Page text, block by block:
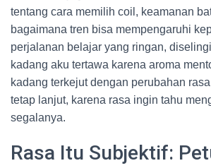
tentang cara memilih coil, keamanan
bagaimana tren bisa mempengaruhi
perjalanan belajar yang ringan,
kadang aku tertawa karena aroma
kadang terkejut dengan perubahan
tetap lanjut, karena rasa ingin tahu
segalanya.
Rasa Itu Subjektif: